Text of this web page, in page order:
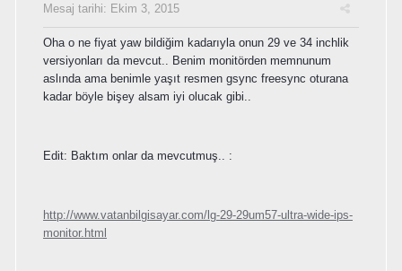
Mesaj tarihi: Ekim 3, 2015
Oha o ne fiyat yaw bildiğim kadarıyla onun 29 ve 34 inchlik
versiyonları da mevcut.. Benim monitörden memnunum
aslında ama benimle yaşıt resmen gsync freesync oturana
kadar böyle bişey alsam iyi olucak gibi..
Edit: Baktım onlar da mevcutmuş.. :
http://www.vatanbilgisayar.com/lg-29-29um57-ultra-wide-ips-
monitor.html